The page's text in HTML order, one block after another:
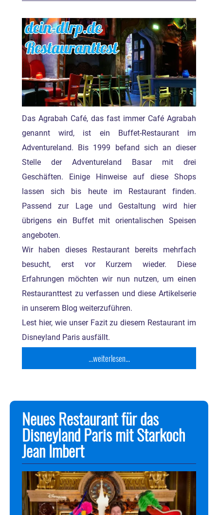
Das Agrabah Café, das fast immer Café Agrabah
genannt wird, ist ein Buffet-Restaurant im
Adventureland. Bis 1999 befand sich an dieser
Stelle der Adventureland Basar mit drei
Geschäften. Einige Hinweise auf diese Shops
lassen sich bis heute im Restaurant finden.
Passend zur Lage und Gestaltung wird hier
übrigens ein Buffet mit orientalischen Speisen
angeboten.
Wir haben dieses Restaurant bereits mehrfach
besucht, erst vor Kurzem wieder. Diese
Erfahrungen möchten wir nun nutzen, um einen
Restauranttest zu verfassen und diese Artikelserie
in unserem Blog weiterzuführen.
Lest hier, wie unser Fazit zu diesem Restaurant im
Disneyland Paris ausfällt.
...weiterlesen...
Neues Restaurant für das
Disneyland Paris mit Starkoch
Jean Imbert